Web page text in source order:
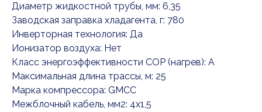
Диаметр жидкостной трубы, мм: 6,35
Заводская заправка хладагента, г: 780
Инверторная технология: Да
Ионизатор воздуха: Нет
Класс энергоэффективности COP (нагрев): A
Максимальная длина трассы, м: 25
Марка компрессора: GMCC
Межблочный кабель, мм2: 4x1,5